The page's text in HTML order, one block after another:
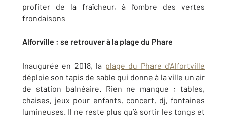
profiter de la fraîcheur, à l’ombre des vertes
frondaisons
Alforville : se retrouver à la plage du Phare
Inaugurée en 2018, la plage du Phare d'Alfortville
déploie son tapis de sable qui donne à la ville un air
de station balnéaire. Rien ne manque : tables,
chaises, jeux pour enfants, concert, dj, fontaines
lumineuses. Il ne reste plus qu’à sortir les tongs et